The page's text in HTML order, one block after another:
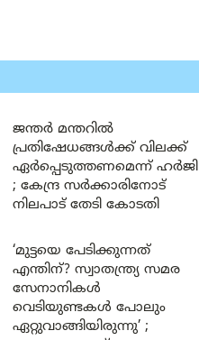
ജന്തർ മന്തറിൽ
പ്രതിഷേധങ്ങൾക്ക് വിലക്ക്
ഏർപ്പെടുത്തണമെന്ന് ഹർജി
; കേന്ദ്ര സർക്കാരിനോട്
നിലപാട് തേടി കോടതി
‘മുട്ടയെ പേടിക്കുന്നത്
എന്തിന്? സ്വാതന്ത്ര്യ സമര
സേനാനികൾ
വെടിയുണ്ടകൾ പോലും
ഏറ്റുവാങ്ങിയിരുന്നു’ ;